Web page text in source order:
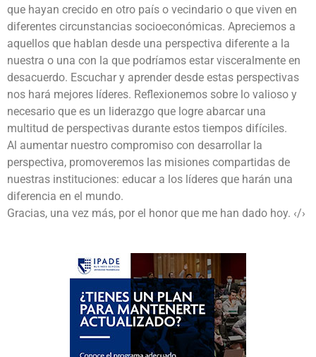
que hayan crecido en otro país o vecindario o que viven en
diferentes circunstancias socioeconómicas. Apreciemos a
aquellos que hablan desde una perspectiva diferente a la
nuestra o una con la que podríamos estar visceralmente en
desacuerdo. Escuchar y aprender desde estas perspectivas
nos hará mejores líderes. Reflexionemos sobre lo valioso y
necesario que es un liderazgo que logre abarcar una
multitud de perspectivas durante estos tiempos difíciles.
Al aumentar nuestro compromiso con desarrollar la
perspectiva, promoveremos las misiones compartidas de
nuestras instituciones: educar a los líderes que harán una
diferencia en el mundo.
Gracias, una vez más, por el honor que me han dado hoy. ‹/›